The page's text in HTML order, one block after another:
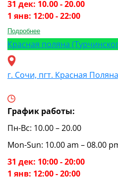
31 дек: 10.00 - 20.00
1 янв: 12:00 - 22:00
Подробнее
Красная поляна
г. Сочи, пгт. Красная
График работы:
Пн-Вс: 10.00 – 20.00
Mon-Sun: 10.00 am – 08.00
31 дек: 10:00 - 20:00
1 янв: 12:00 - 20:00